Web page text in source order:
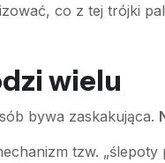
co z tej trójki
wielu
bywa zaskakująca.
tzw. „ślepoty